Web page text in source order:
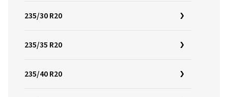
235/30 R20
235/35 R20
235/40 R20